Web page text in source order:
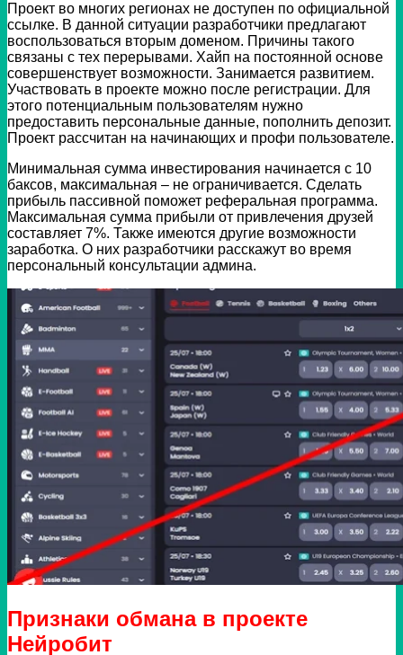
Проект во многих регионах не доступен по официальной
ссылке. В данной ситуации разработчики предлагают
воспользоваться вторым доменом. Причины такого
связаны с тех перерывами. Хайп на постоянной основе
совершенствует возможности. Занимается развитием.
Участвовать в проекте можно после регистрации. Для
этого потенциальным пользователям нужно
предоставить персональные данные, пополнить депозит.
Проект рассчитан на начинающих и профи пользователе.
Минимальная сумма инвестирования начинается с 10
баксов, максимальная – не ограничивается. Сделать
прибыль пассивной поможет реферальная программа.
Максимальная сумма прибыли от привлечения друзей
составляет 7%. Также имеются другие возможности
заработка. О них разработчики расскажут во время
персональный консультации админа.
Признаки обмана в проекте
Нейробит